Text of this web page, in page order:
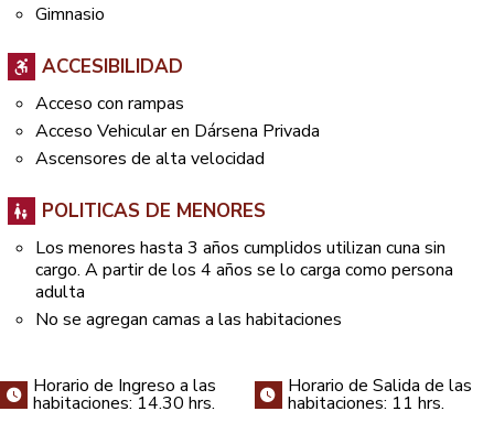
Gimnasio
ACCESIBILIDAD
Acceso con rampas
Acceso Vehicular en Dársena Privada
Ascensores de alta velocidad
POLITICAS DE MENORES
Los menores hasta 3 años cumplidos utilizan cuna sin
cargo. A partir de los 4 años se lo carga como persona
adulta
No se agregan camas a las habitaciones
Horario de Ingreso a las
habitaciones: 14.30 hrs.
Horario de Salida de las
habitaciones: 11 hrs.